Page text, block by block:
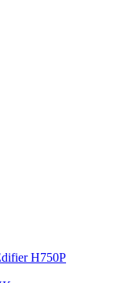
H750P